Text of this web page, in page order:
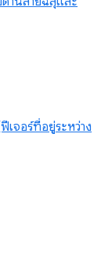
เจอร์ที่อยู่ระหว่าง